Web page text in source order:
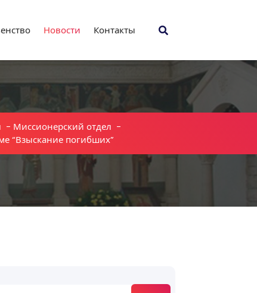
Новости Контакты
- Миссионерский отдел -
“Взыскание погибших”